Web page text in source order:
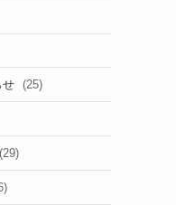
せ (25)
(29)